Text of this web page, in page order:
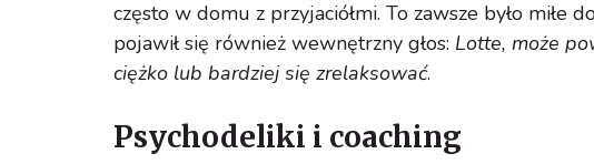
często w domu z przyjaciółmi. To zawsze było miłe
pojawił się również wewnętrzny głos: Lotte, może
ciężko lub bardziej się zrelaksować.
Psychodeliki i coaching